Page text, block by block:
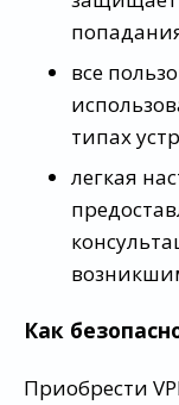
все
типах
легкая
Как
Приобрести